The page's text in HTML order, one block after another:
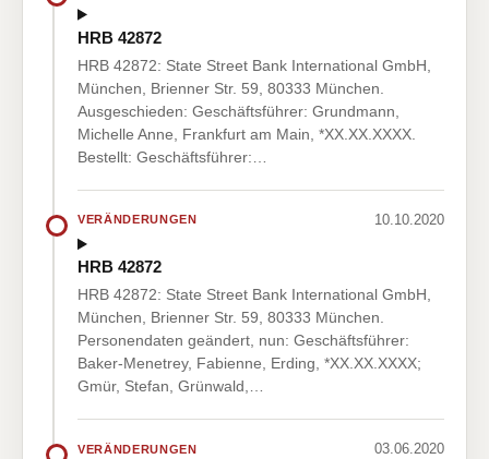
HRB 42872
HRB 42872: State Street Bank International GmbH,
München, Brienner Str. 59, 80333 München.
Ausgeschieden: Geschäftsführer: Grundmann,
Michelle Anne, Frankfurt am Main, *XX.XX.XXXX.
Bestellt: Geschäftsführer:…
VERÄNDERUNGEN 10.10.2020
HRB 42872
HRB 42872: State Street Bank International GmbH,
München, Brienner Str. 59, 80333 München.
Personendaten geändert, nun: Geschäftsführer:
Baker-Menetrey, Fabienne, Erding, *XX.XX.XXXX;
Gmür, Stefan, Grünwald,…
VERÄNDERUNGEN 03.06.2020